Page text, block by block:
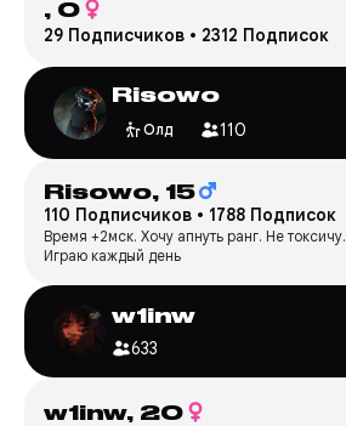
, 0
29 Подписчиков • 2312 Подписок
Risowo
Олд 110
Risowo, 15
110 Подписчиков • 1788 Подписок
Время +2мск. Хочу апнуть ранг. Не токсичу.
Играю каждый день
w1inw
633
︎w1inw, 20